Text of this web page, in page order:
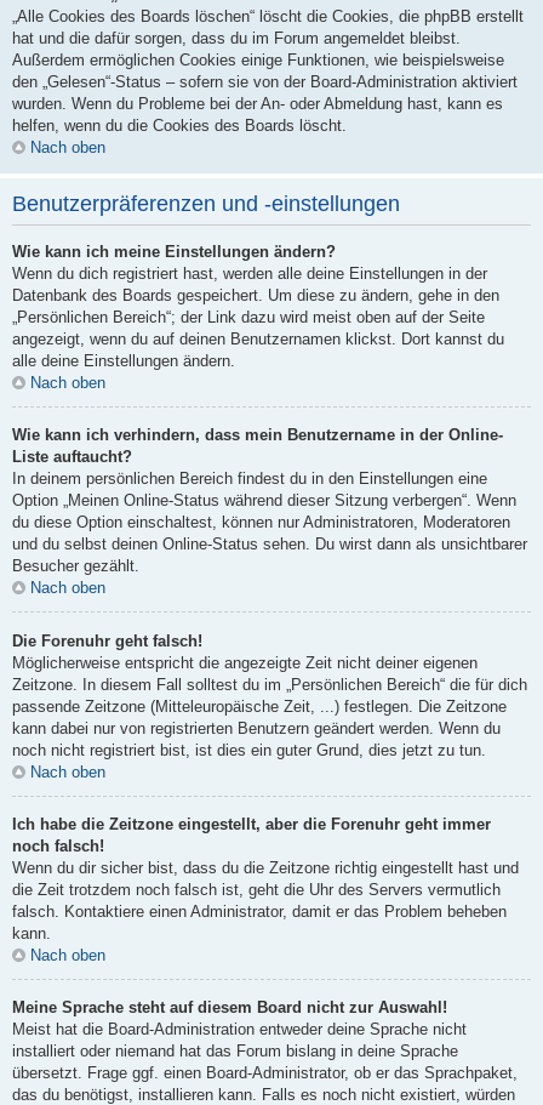
„Alle Cookies des Boards löschen“ löscht die Cookies, die phpBB erstellt
hat und die dafür sorgen, dass du im Forum angemeldet bleibst.
Außerdem ermöglichen Cookies einige Funktionen, wie beispielsweise
den „Gelesen“-Status – sofern sie von der Board-Administration aktiviert
wurden. Wenn du Probleme bei der An- oder Abmeldung hast, kann es
helfen, wenn du die Cookies des Boards löscht.
Nach oben
Benutzerpräferenzen und -einstellungen
Wie kann ich meine Einstellungen ändern?
Wenn du dich registriert hast, werden alle deine Einstellungen in der
Datenbank des Boards gespeichert. Um diese zu ändern, gehe in den
„Persönlichen Bereich“; der Link dazu wird meist oben auf der Seite
angezeigt, wenn du auf deinen Benutzernamen klickst. Dort kannst du
alle deine Einstellungen ändern.
Nach oben
Wie kann ich verhindern, dass mein Benutzername in der Online-
Liste auftaucht?
In deinem persönlichen Bereich findest du in den Einstellungen eine
Option „Meinen Online-Status während dieser Sitzung verbergen“. Wenn
du diese Option einschaltest, können nur Administratoren, Moderatoren
und du selbst deinen Online-Status sehen. Du wirst dann als unsichtbarer
Besucher gezählt.
Nach oben
Die Forenuhr geht falsch!
Möglicherweise entspricht die angezeigte Zeit nicht deiner eigenen
Zeitzone. In diesem Fall solltest du im „Persönlichen Bereich“ die für dich
passende Zeitzone (Mitteleuropäische Zeit, ...) festlegen. Die Zeitzone
kann dabei nur von registrierten Benutzern geändert werden. Wenn du
noch nicht registriert bist, ist dies ein guter Grund, dies jetzt zu tun.
Nach oben
Ich habe die Zeitzone eingestellt, aber die Forenuhr geht immer
noch falsch!
Wenn du dir sicher bist, dass du die Zeitzone richtig eingestellt hast und
die Zeit trotzdem noch falsch ist, geht die Uhr des Servers vermutlich
falsch. Kontaktiere einen Administrator, damit er das Problem beheben
kann.
Nach oben
Meine Sprache steht auf diesem Board nicht zur Auswahl!
Meist hat die Board-Administration entweder deine Sprache nicht
installiert oder niemand hat das Forum bislang in deine Sprache
übersetzt. Frage ggf. einen Board-Administrator, ob er das Sprachpaket,
das du benötigst, installieren kann. Falls es noch nicht existiert, würden